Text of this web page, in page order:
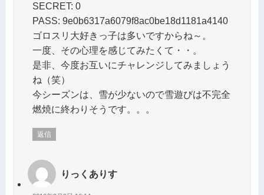
SECRET: 0
PASS: 9e0b6317a6079f8ac0be18d1181a4140
ゴロスリ大好きっ子は多いですからね～。
一度、その心理を感じてみたくて・・。
是非、今度お互いにチャレンジしてみましょう
ね（笑）
今シーズンは、雪が少ないので雪遊びは不完全
燃焼に終わりそうです。。。
返信
りっくありす